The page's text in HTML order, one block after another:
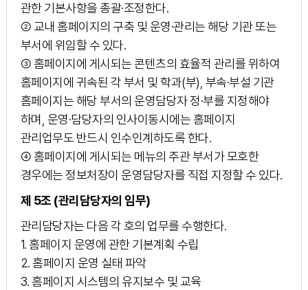
관한 기본사항을 총괄·조정한다.
② 교내 홈페이지의 구축 및 운영·관리는 해당 기관 또는
부서에 위임할 수 있다.
③ 홈페이지에 게시되는 콘텐츠의 효율적 관리를 위하여
홈페이지에 귀속된 각 부서 및 학과(부), 부속·부설 기관
홈페이지는 해당 부서의 운영담당자 정·부를 지정해야
하며, 운영·담당자의 인사이동시에는 홈페이지
관리업무도 반드시 인수인계하도록 한다.
④ 홈페이지에 게시되는 메뉴의 주관 부서가 모호한
경우에는 정보처장이 운영담당자를 직접 지정할 수 있다.
제 5조 (관리담당자의 임무)
관리담당자는 다음 각 호의 업무를 수행한다.
1. 홈페이지 운영에 관한 기본계획 수립
2. 홈페이지 운영 실태 파악
3. 홈페이지 시스템의 유지보수 및 교육